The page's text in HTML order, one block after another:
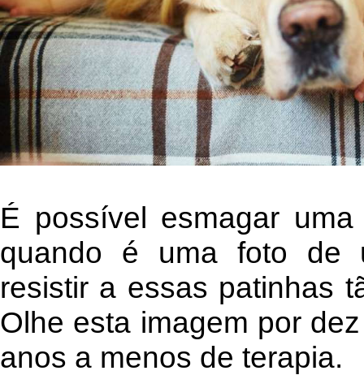
É possível esmagar
quando é uma foto de
resistir a essas patinhas
Olhe esta imagem por
anos a menos de terapia.